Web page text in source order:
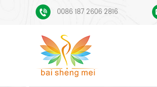
0086 187 2606 2816